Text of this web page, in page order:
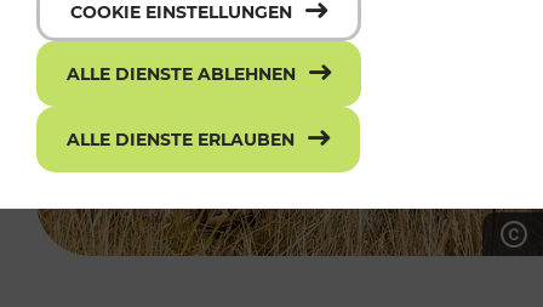
COOKIE EINSTELLUNGEN
ALLE DIENSTE ABLEHNEN
ALLE DIENSTE ERLAUBEN